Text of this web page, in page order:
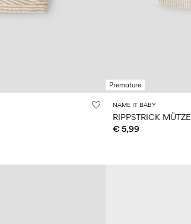
Premature
NAME IT BABY
RIPPSTRICK MÜTZE
€ 5,99